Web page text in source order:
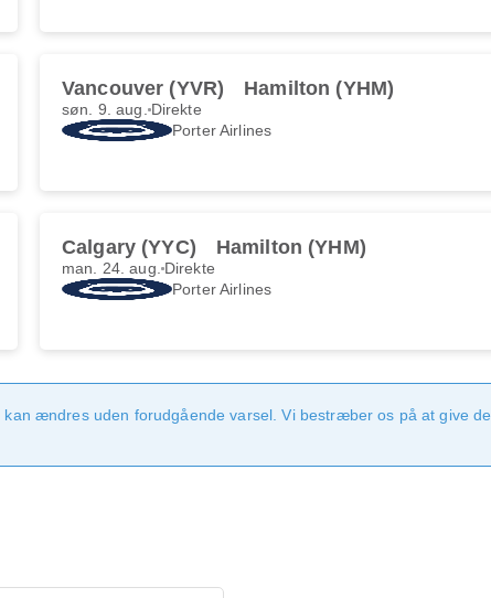
Vancouver (YVR) Hamilton (YHM)
søn. 9. aug. Direkte
Porter Airlines
Calgary (YYC) Hamilton (YHM)
man. 24. aug. Direkte
Porter Airlines
ændres uden forudgående varsel. Vi bestræber os på at give de